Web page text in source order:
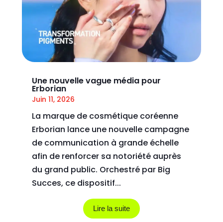
Une nouvelle vague média pour
Erborian
Juin 11, 2026
La marque de cosmétique coréenne
Erborian lance une nouvelle campagne
de communication à grande échelle
afin de renforcer sa notoriété auprès
du grand public. Orchestré par Big
Succes, ce dispositif...
Lire la suite